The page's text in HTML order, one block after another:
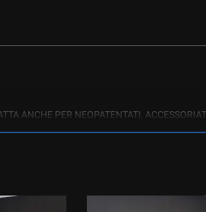
ANCHE PER NEOPATENTATI,